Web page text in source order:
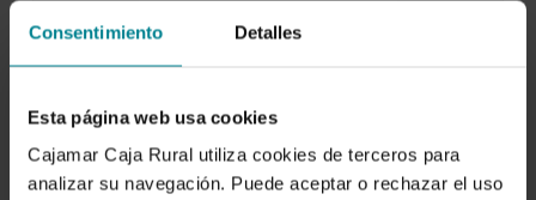
Consentimiento Detalles
Esta página web usa cookies
Cajamar Caja Rural utiliza cookies de terceros para
analizar su navegación. Puede aceptar o rechazar el uso